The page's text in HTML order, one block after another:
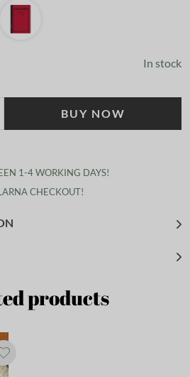
In stock
BUY NOW
1-4 WORKING DAYS!
CHECKOUT!
products